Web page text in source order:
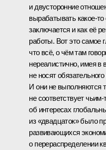
и двусторонние
вырабатывать
заключается и как её
работы. Вот это самое
что всё, о чём там
нереалистично, имея в
не носят
И они не выполняются
не соответствует
об интересах
из «двадцаток» было
развивающихся
о перераспределении